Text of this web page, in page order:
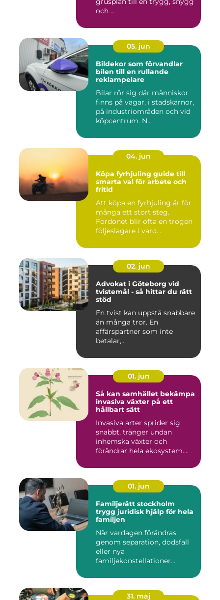
och ...
05. jun
Bildekor som förvandlar
bilen till en rullande
reklampelare
Bilar rör sig där människor
finns på vägar, i stadskärnor,
på industriområden och vid
köpcentrum. N...
04. jun
Köpa fyrhjuling guide till
smarta val för arbete och
fritid
Att köpa en fyrhjuling är för
många ett stort steg.
Fordonet blir ofta en trogen
följeslagare i vard...
02. jun
Advokat i Göteborg vid
tvistemål - så hittar du rätt
stöd
En tvist kan uppstå snabbare
än många tror. En
affärspartner som inte
betalar,...
01. jun
Så kan samhället bekämpa
invasiva växter på ett
hållbart sätt
Invasiva arter sprider sig
snabbt, tränger undan
inhemska växter och
förändrar hela ekosystem.
01. jun
Familjerätt stockholm
trygg juridisk hjälp för hela
familjen
När vardagen förändras
genom separation, dödsfall
eller nya
familjekonstellationer
31. maj